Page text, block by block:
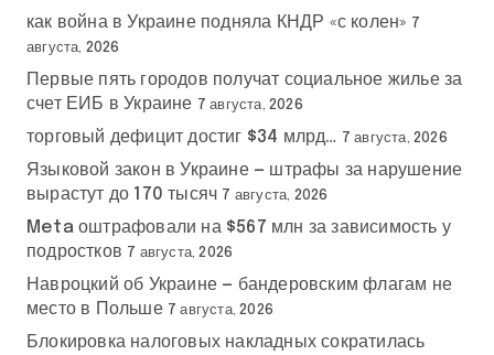
как война в Украине подняла КНДР «с колен» 7
августа, 2026
Первые пять городов получат социальное жилье за
счет ЕИБ в Украине 7 августа, 2026
торговый дефицит достиг $34 млрд… 7 августа, 2026
Языковой закон в Украине — штрафы за нарушение
вырастут до 170 тысяч 7 августа, 2026
Meta оштрафовали на $567 млн за зависимость у
подростков 7 августа, 2026
Навроцкий об Украине — бандеровским флагам не
место в Польше 7 августа, 2026
Блокировка налоговых накладных сократилась